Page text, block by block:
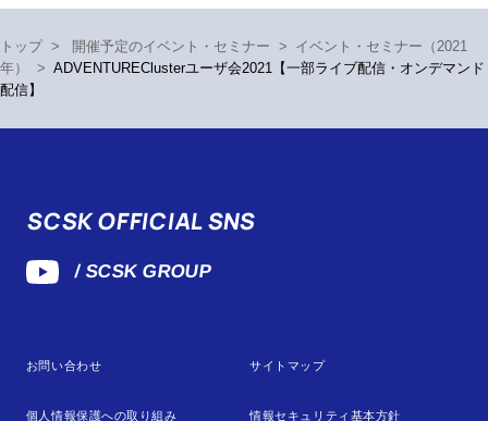
トップ > 開催予定のイベント・セミナー >
イベント・セミナー（2021
年）
> ADVENTUREClusterユーザ会2021【一部ライブ配信・オンデマンド
配信】
SCSK OFFICIAL SNS
/ SCSK GROUP
お問い合わせ サイトマップ
個人情報保護への取り組み 情報セキュリティ基本方針